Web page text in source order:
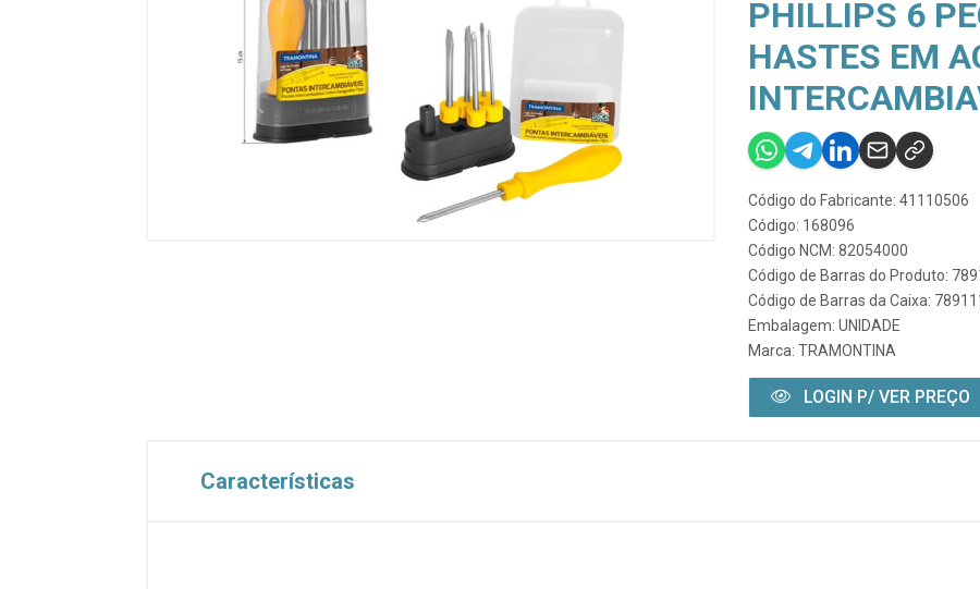
PHILLIPS 6
HASTES EM
Código do Fabricante: 41110506
Código: 168096
Código NCM: 82054000
Código de Barras do Produto:
Código de Barras da Caixa:
Embalagem: UNIDADE
Marca: TRAMONTINA
LOGIN P/ VER PREÇO
Características